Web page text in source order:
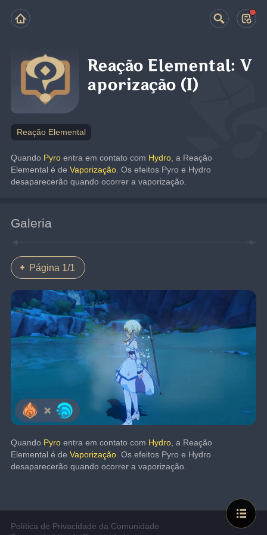
Reação Elemental: V
aporização (I)
Reação Elemental
Quando Pyro entra em contato com Hydro , a Reação
Elemental é de Vaporização . Os efeitos Pyro e Hydro
desaparecerão quando ocorrer a vaporização.
Galeria
Página 1/1
Quando Pyro entra em contato com Hydro , a Reação
Elemental é de Vaporização . Os efeitos Pyro e Hydro
desaparecerão quando ocorrer a vaporização.
Política de Privacidade da Comunidade